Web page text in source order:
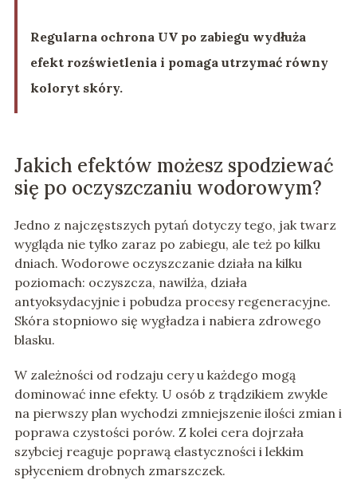
Regularna ochrona UV po zabiegu wydłuża
efekt rozświetlenia i pomaga utrzymać równy
koloryt skóry.
Jakich efektów możesz spodziewać
się po oczyszczaniu wodorowym?
Jedno z najczęstszych pytań dotyczy tego, jak twarz
wygląda nie tylko zaraz po zabiegu, ale też po kilku
dniach. Wodorowe oczyszczanie działa na kilku
poziomach: oczyszcza, nawilża, działa
antyoksydacyjnie i pobudza procesy regeneracyjne.
Skóra stopniowo się wygładza i nabiera zdrowego
blasku.
W zależności od rodzaju cery u każdego mogą
dominować inne efekty. U osób z trądzikiem zwykle
na pierwszy plan wychodzi zmniejszenie ilości zmian i
poprawa czystości porów. Z kolei cera dojrzała
szybciej reaguje poprawą elastyczności i lekkim
spłyceniem drobnych zmarszczek.